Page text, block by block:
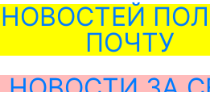
ПОЧТУ